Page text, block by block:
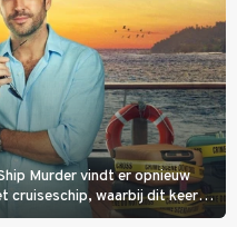
Murder vindt er opnieuw
cruiseschip, waarbij dit keer
en kapitein Marlowe de dader